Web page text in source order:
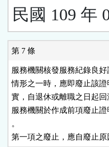
民國 109 年
第 7 條
服務機關核發服務紀錄良
情形之一時，應即廢止該
實，自退休或離職之日起回
服務機關於作成前項廢止
。
第一項之廢止，應自廢止原